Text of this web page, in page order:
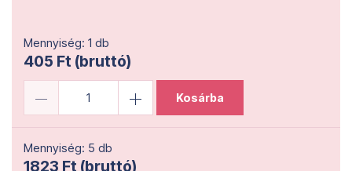
Mennyiség: 1 db
405 Ft (bruttó)
Kosárba
Mennyiség: 5 db
1823 Ft (bruttó)